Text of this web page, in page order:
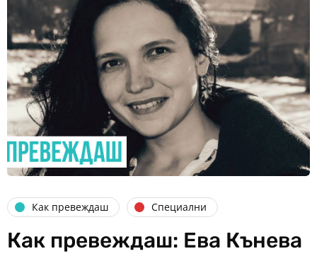
Как превеждаш Специални
Как превеждаш: Ева Кънева